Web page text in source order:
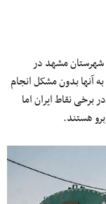
مشهد اعلام کرده ۳۵ روستای شهرستان مشهد در
آنها بدون مشکل انجام
برخی نقاط ایران اما
هستند.